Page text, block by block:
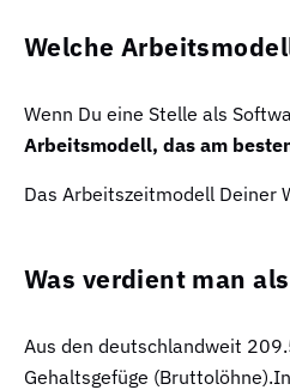
Welche
Wenn Du eine Stelle als
Arbeitsmodell, das am
Das Arbeitszeitmodell Deiner
Was verdient man
Aus den deutschlandweit
Gehaltsgefüge